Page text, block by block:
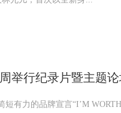
举行纪录片暨主题
有力的品牌宣言“I’M